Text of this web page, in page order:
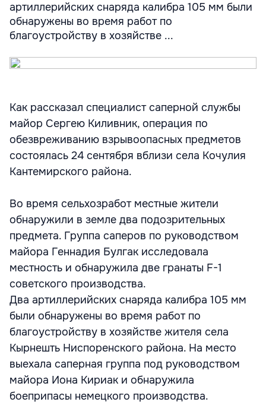
артиллерийских снаряда калибра 105 мм были
обнаружены во время работ по
благоустройству в хозяйстве ...
Как рассказал специалист саперной службы
майор Сергею Киливник, операция по
обезвреживанию взрывоопасных предметов
состоялась 24 сентября вблизи села Кочулия
Кантемирского района.
Во время сельхозработ местные жители
обнаружили в земле два подозрительных
предмета. Группа саперов по руководством
майора Геннадия Булгак исследовала
местность и обнаружила две гранаты F-1
советского производства.
Два артиллерийских снаряда калибра 105 мм
были обнаружены во время работ по
благоустройству в хозяйстве жителя села
Кырнешть Ниспоренского района. На место
выехала саперная группа под руководством
майора Иона Кириак и обнаружила
боеприпасы немецкого производства.